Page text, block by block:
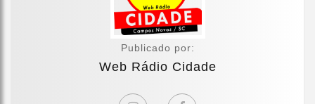
Publicado por:
Web Rádio Cidade